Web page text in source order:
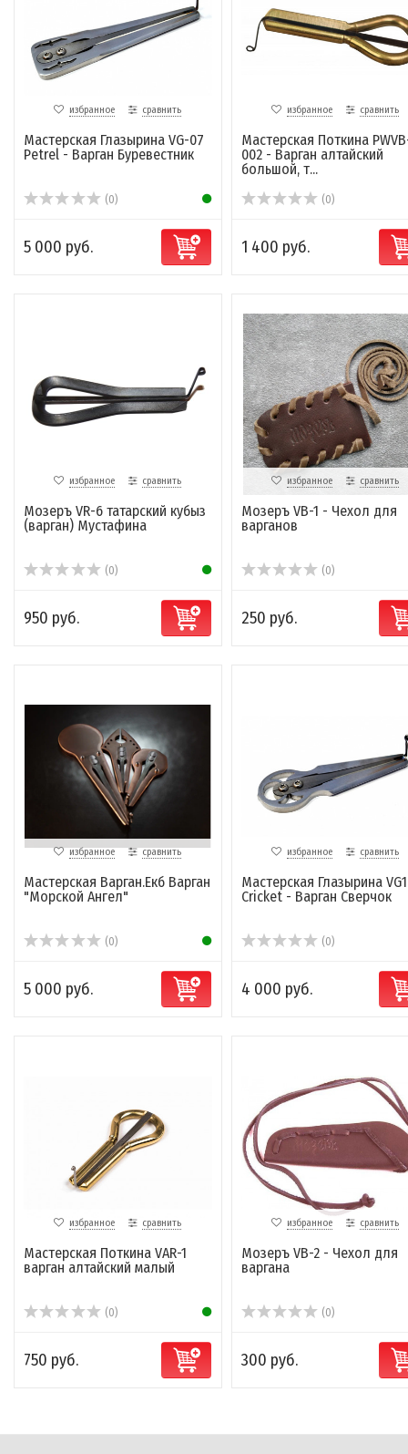
избранное сравнить
Мастерская Глазырина VG-07
Petrel - Варган Буревестник
(0)
5 000 руб.
избранное сравнить
Мастерская Поткина
002 - Варган алтайский
большой, т...
(0)
1 400 руб.
избранное сравнить
Мозеръ VR-6 татарский кубыз
(варган) Мустафина
(0)
950 руб.
избранное сравнить
Мозеръ VB-1 - Чехол для
варганов
(0)
250 руб.
избранное сравнить
Мастерская Варган.Екб Варган
"Морской Ангел"
(0)
5 000 руб.
избранное сравнить
Мастерская Глазырина
Cricket - Варган Сверчок
(0)
4 000 руб.
избранное сравнить
Мастерская Поткина VAR-1
варган алтайский малый
(0)
750 руб.
избранное сравнить
Мозеръ VB-2 - Чехол для
варгана
(0)
300 руб.